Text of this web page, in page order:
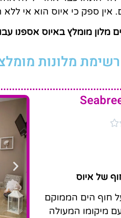
אין ספק כי איוס הוא אי
מלון מומלץ באיוס אספנו
רשימת מלונות

של איוס
חוף הים הממוקם
עם מיקומו המעולה